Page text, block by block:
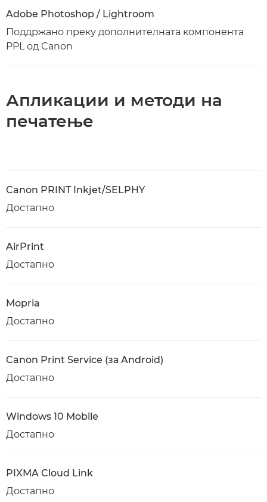
Adobe Photoshop / Lightroom
Поддржано преку дополнителната компонента
PPL од Canon
Апликации и методи на
печатење
Canon PRINT Inkjet/SELPHY
Достапно
AirPrint
Достапно
Mopria
Достапно
Canon Print Service (за Android)
Достапно
Windows 10 Mobile
Достапно
PIXMA Cloud Link
Достапно